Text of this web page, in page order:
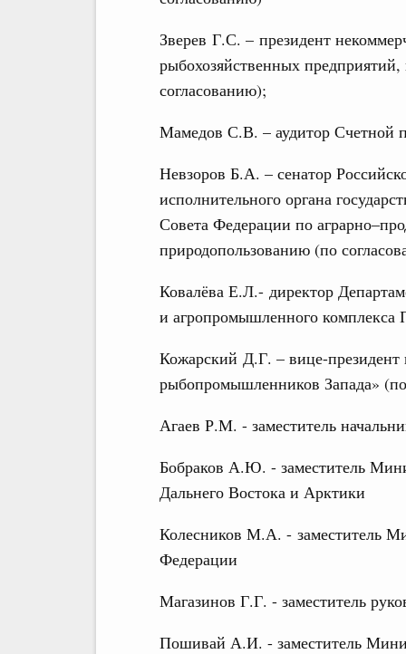
Зверев Г.С. – президент
рыбохозяйственных
согласованию);
Мамедов С.В. – аудитор Счетной
Невзоров Б.А. – сенатор
исполнительного органа
Совета Федерации по
природопользованию (по
Ковалёва Е.Л.- директор
и агропромышленного комплекса
Кожарский Д.Г. – вице-президент
рыбопромышленников Запада»
Агаев Р.М. - заместитель
Бобраков А.Ю. - заместитель
Дальнего Востока и Арктики
Колесников М.А. - заместитель
Федерации
Магазинов Г.Г. - заместитель
Пошивай А.И. - заместитель